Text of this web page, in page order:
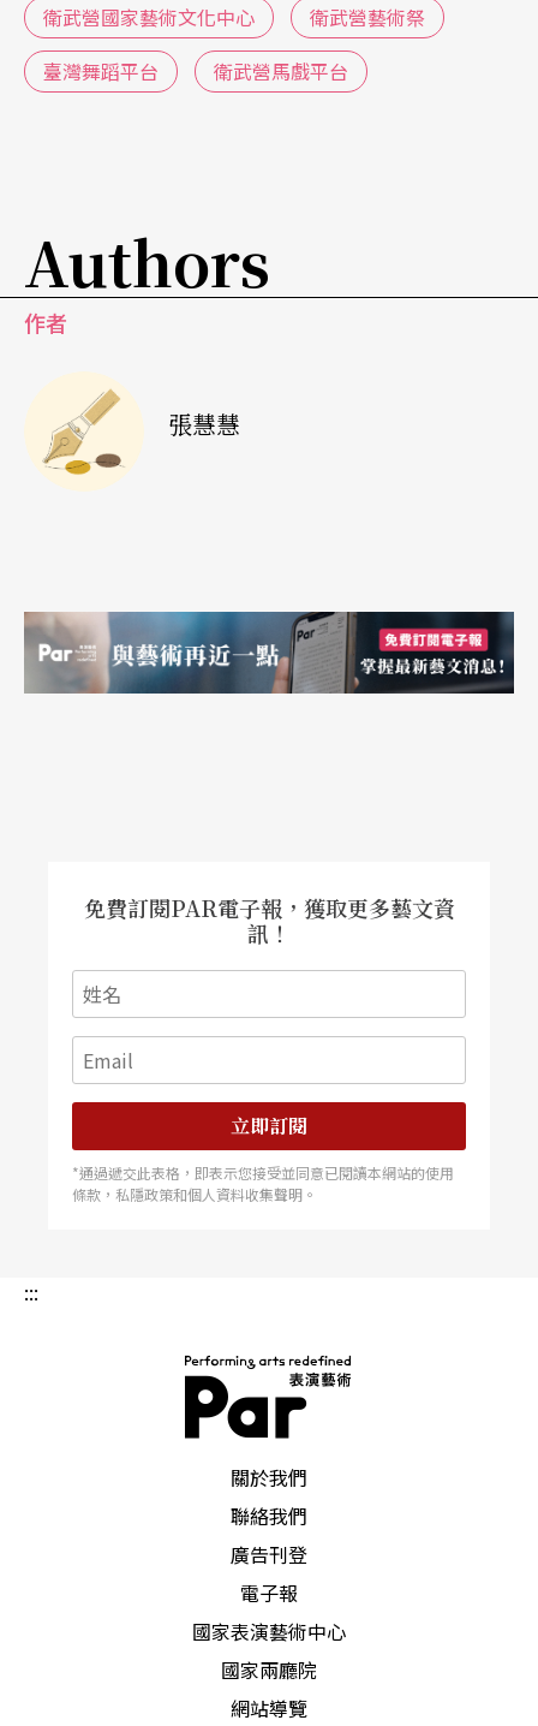
本昭和文學家大佛次郎小說，融合歌仔戲、搖滾
樂、豫劇及寶塚歌劇風於一身的胡撇仔戲《鞍馬天
作《凍水牡丹——風華再現》之外，還有四十七年
歷史的日本劇團「維新派」的熄燈戶外公演《AMA
HARA當臺灣灰牛拉背時》。
維新派以亞洲群島移民及漂流為主題，在衛武營草
地上搭建了壯闊的告別舞台——長六十公尺、寬廿
二公尺、高七公尺的巨大船型實境舞台，面朝85大
告別作品，不僅讓參與觀眾留下深刻印象，也整死
了一班參與其中的工作人員，技術部的程楚心說，
夏季高雄午後暴雨濕氣重，讓超現實的草原船艙時
十月中開幕季演出，除了有「揭幕—璀璨閃耀」衛
武營開幕音樂會，邀請國內外音樂高手齊聚在台灣
唯一的葡萄園式音樂廳演出，為衛武營揭開序幕
外，當晚也有衛武營團隊又愛又恨的拿手好戲戶外
劇場，將上演由歐洲重量級藝術創意團隊phase7與
國內表演團隊共同打造開幕式「眾人的派對Arts for
the People」，結合都會公園腹地，當晚公園、劇
場將成為兩萬人可共同參與的瘋狂派對。
臺灣舞蹈平台」與「衛武營馬戲平台
衛武營國家藝術文化中心
衛武營藝術祭
臺灣舞蹈平台
衛武營馬戲平台
Authors
作者
張慧慧
免費訂閱PAR電子報，獲取更多藝文資
訊！
立即訂閱
*通過遞交此表格，即表示您接受並同意已閱讀本網站的使用
條款，私隱政策和個人資料收集聲明。
:::
關於我們
聯絡我們
廣告刊登
電子報
國家表演藝術中心
國家兩廳院
網站導覽